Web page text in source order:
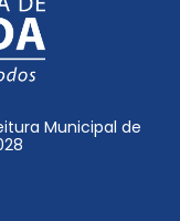
Municipal de